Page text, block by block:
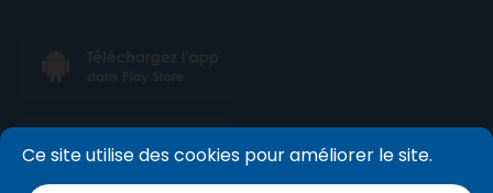
Ce site utilise des cookies pour améliorer le site.